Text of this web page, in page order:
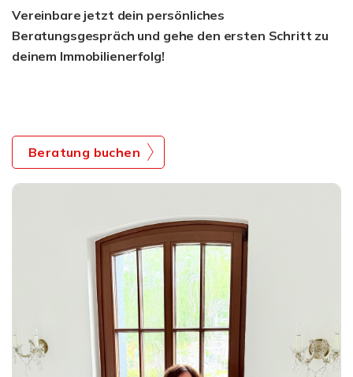
Vereinbare jetzt dein persönliches
Beratungsgespräch und gehe den ersten Schritt zu
deinem Immobilienerfolg!
Beratung buchen